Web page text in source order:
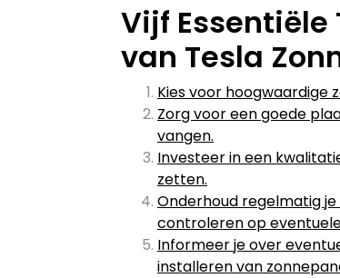
Vijf
van Tesla
Kies voor hoogwaardige
Zorg voor een goede
vangen.
Investeer in een
zetten.
Onderhoud regelmatig
controleren op
Informeer je over
installeren van